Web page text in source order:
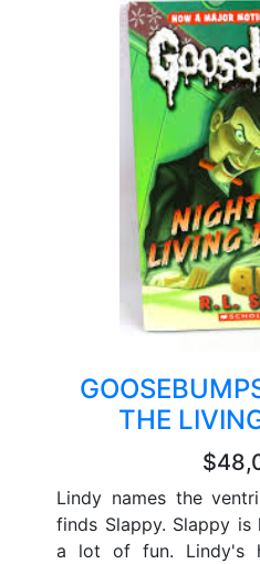
THE
Lindy names the
finds Slappy. Slappy
a lot of fun. Lindy's